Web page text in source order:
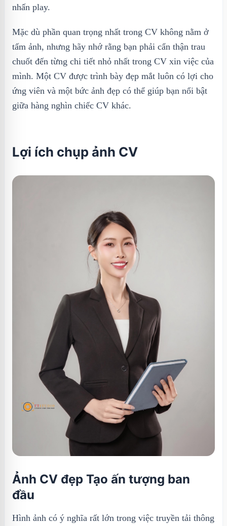
nhấn play.
Mặc dù phần quan trọng nhất trong CV không nằm ở
tấm ảnh, nhưng hãy nhớ rằng bạn phải cẩn thận trau
chuốt đến từng chi tiết nhỏ nhất trong CV xin việc của
mình. Một CV được trình bày đẹp mắt luôn có lợi cho
ứng viên và một bức ảnh đẹp có thể giúp bạn nổi bật
giữa hàng nghìn chiếc CV khác.
Lợi ích chụp ảnh CV
Ảnh CV đẹp Tạo ấn tượng ban
đầu
Hình ảnh có ý nghĩa rất lớn trong việc truyền tải thông